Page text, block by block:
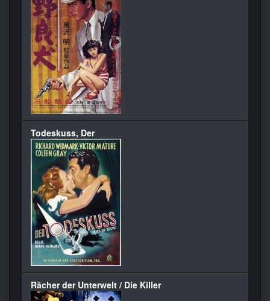
Todeskuss, Der
Rächer der Unterwelt / Die Killer